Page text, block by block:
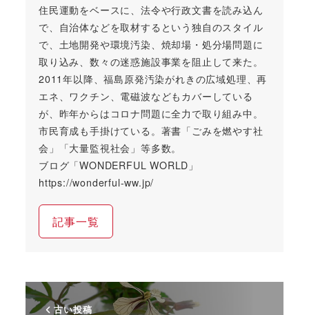
住民運動をベースに、法令や行政文書を読み込ん
で、自治体などを取材するという独自のスタイル
で、土地開発や環境汚染、焼却場・処分場問題に
取り込み、数々の迷惑施設事業を阻止して来た。
2011年以降、福島原発汚染がれきの広域処理、再
エネ、ワクチン、電磁波などもカバーしている
が、昨年からはコロナ問題に全力で取り組み中。
市民育成も手掛けている。著書「ごみを燃やす社
会」「大量監視社会」等多数。
ブログ「WONDERFUL WORLD」
https://wonderful-ww.jp/
記事一覧
古い投稿